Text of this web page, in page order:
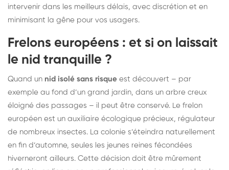
intervenir dans les meilleurs délais, avec discrétion et en
minimisant la gêne pour vos usagers.
Frelons européens : et si on laissait
le nid tranquille ?
Quand un nid isolé sans risque est découvert – par
exemple au fond d’un grand jardin, dans un arbre creux
éloigné des passages – il peut être conservé. Le frelon
européen est un auxiliaire écologique précieux, régulateur
de nombreux insectes. La colonie s’éteindra naturellement
en fin d’automne, seules les jeunes reines fécondées
hiverneront ailleurs. Cette décision doit être mûrement